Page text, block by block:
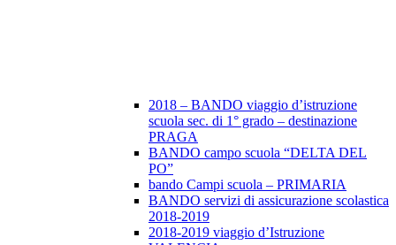
2018 – BANDO viaggio d’istruzione
scuola sec. di 1° grado – destinazione
PRAGA
BANDO campo scuola “DELTA DEL
PO”
bando Campi scuola – PRIMARIA
BANDO servizi di assicurazione scolastica
2018-2019
2018-2019 viaggio d’Istruzione